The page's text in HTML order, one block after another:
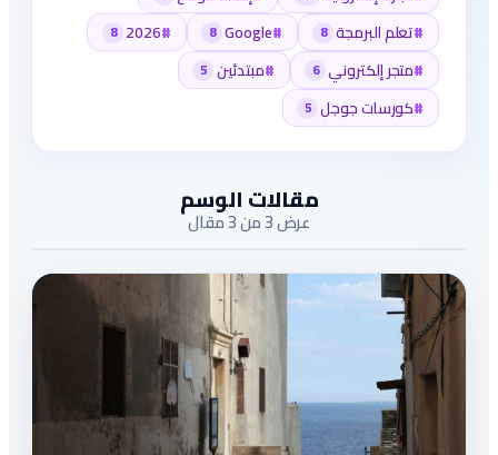
#تعلم البرمجة 8
#
Google
8
#
2026
8
#متجر إلكتروني 6
#مبتدئين 5
#كورسات جوجل 5
مقالات الوسم
عرض 3 من 3 مقال